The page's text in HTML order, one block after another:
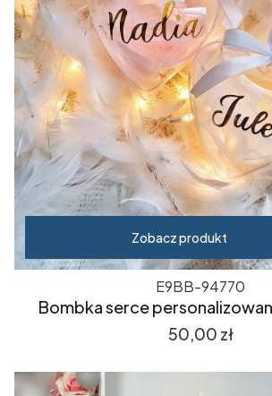
Zobacz produkt
E9BB-94770
Bombka serce
Cena
50,00 zł